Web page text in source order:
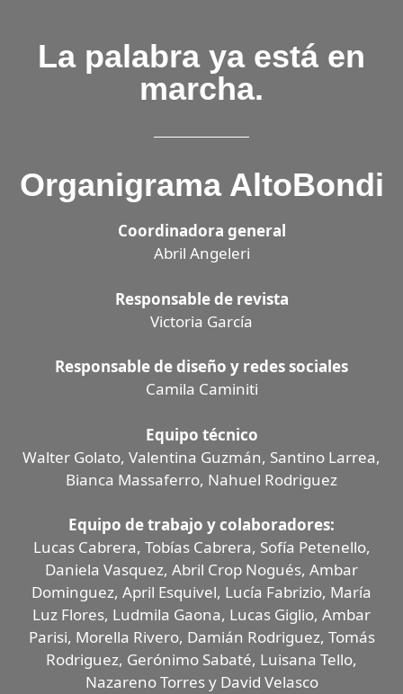
La palabra ya está en
marcha.
Organigrama AltoBondi
Coordinadora general
Abril Angeleri
Responsable de revista
Victoria García
Responsable de diseño y redes sociales
Camila Caminiti
Equipo técnico
Walter Golato, Valentina Guzmán, Santino Larrea,
Bianca Massaferro, Nahuel Rodriguez
Equipo de trabajo y colaboradores:
Lucas Cabrera, Tobías Cabrera, Sofía Petenello,
Daniela Vasquez, Abril Crop Nogués, Ambar
Dominguez, April Esquivel, Lucía Fabrizio, María
Luz Flores, Ludmila Gaona, Lucas Giglio, Ambar
Parisi, Morella Rivero, Damián Rodriguez, Tomás
Rodriguez, Gerónimo Sabaté, Luisana Tello,
Nazareno Torres y David Velasco